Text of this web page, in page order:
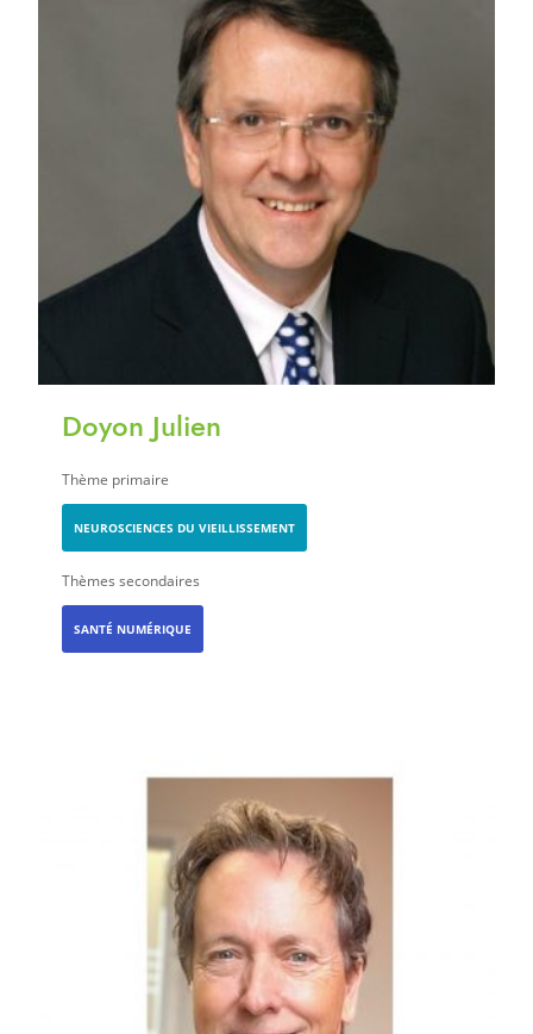
Doyon Julien
Thème primaire
NEUROSCIENCES DU VIEILLISSEMENT
Thèmes secondaires
SANTÉ NUMÉRIQUE